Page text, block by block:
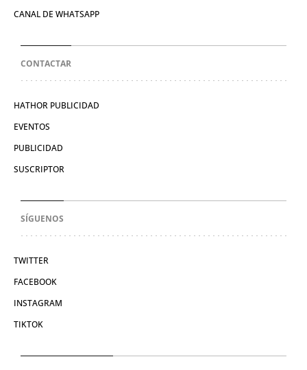
CANAL DE WHATSAPP
CONTACTAR
HATHOR PUBLICIDAD
EVENTOS
PUBLICIDAD
SUSCRIPTOR
SÍGUENOS
TWITTER
FACEBOOK
INSTAGRAM
TIKTOK